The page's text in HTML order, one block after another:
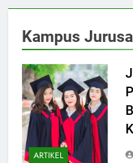
Kampus
ARTIKEL